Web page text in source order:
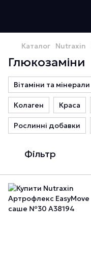
Каталог Nutraxin
Глюкозаміни
Вітаміни та мінерали
Колаген Краса
Рослинні добавки
Фільтр